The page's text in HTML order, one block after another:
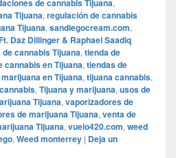
de cannabis Tijuana,
Tijuana, regulación de cannabis
Tijuana, sandiegocream.com,
Daz Dillinger & Raphael Saadiq
de cannabis Tijuana, tienda de
cannabis en Tijuana, tiendas de
en Tijuana, tijuana cannabis,
, Tijuana y marijuana, usos de
Tijuana, vaporizadores de
de marijuana Tijuana, venta de
Tijuana, vuelo420.com, weed
, Weed monterrey | Deja un